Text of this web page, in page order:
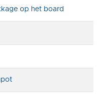
op het board